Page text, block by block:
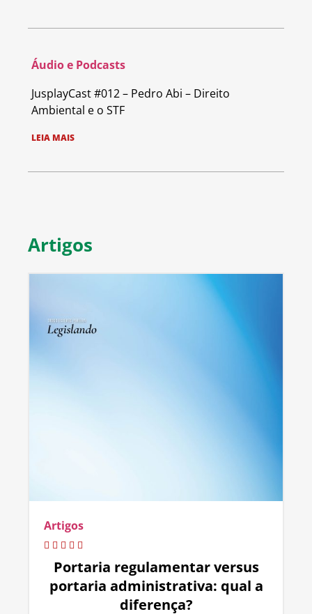
Áudio e Podcasts
JusplayCast #012 – Pedro Abi – Direito
Ambiental e o STF
LEIA MAIS
Artigos
Artigos
Portaria regulamentar versus
portaria administrativa: qual a
diferença?